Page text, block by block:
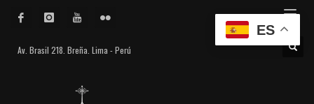
Av. Brasil 218. Breña. Lima - Perú
ES